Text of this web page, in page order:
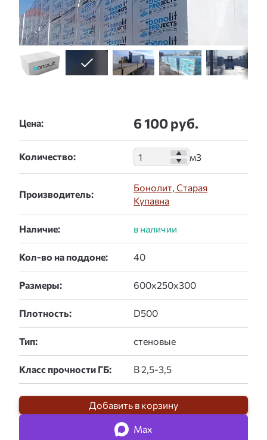
Цена: 6 100 руб.
Количество:
Производитель:
Бонолит, Старая
Купавна
Наличие:
Кол-во на поддоне:
Размеры:
Плотность:
Тип:
Класс прочности ГБ:
Добавить в корзину
Max